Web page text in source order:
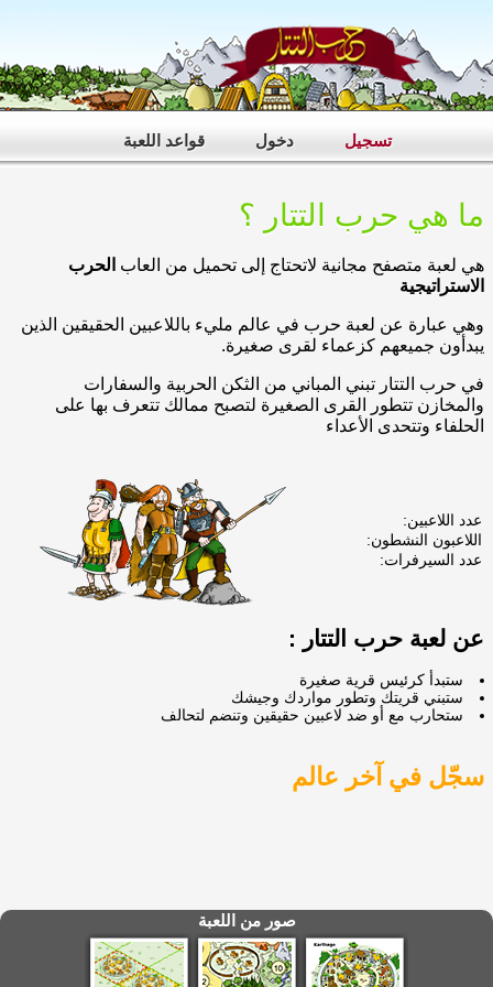
تسجيل دخول قواعد اللعبة
ما هي حرب التتار ؟
هي لعبة متصفح مجانية لاتحتاج إلى تحميل من العاب الحرب
الاستراتيجية
وهي عبارة عن لعبة حرب في عالم مليء باللاعبين الحقيقين الذين
يبدأون جميعهم كزعماء لقرى صغيرة.
في حرب التتار تبني المباني من الثكن الحربية والسفارات
والمخازن تتطور القرى الصغيرة لتصبح ممالك تتعرف بها على
الحلفاء وتتحدى الأعداء
عدد اللاعبين:
اللاعبون النشطون:
عدد السيرفرات:
عن لعبة حرب التتار :
ستبدأ كرئيس قرية صغيرة
ستبني قريتك وتطور مواردك وجيشك
ستحارب مع أو ضد لاعبين حقيقين وتنضم لتحالف
سجّل في آخر عالم
صور من اللعبة